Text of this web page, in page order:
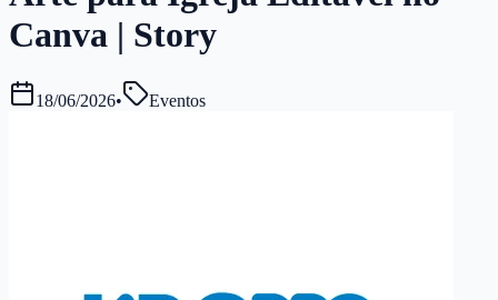
Canva | Story
18/06/2026• Eventos